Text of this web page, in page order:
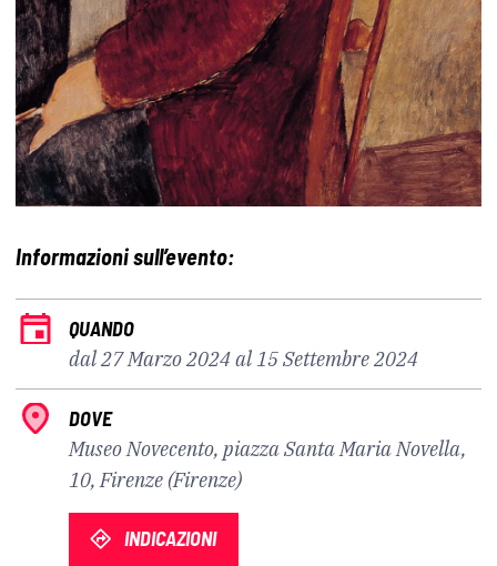
Informazioni sull’evento:
QUANDO
dal 27 Marzo 2024 al 15 Settembre 2024
DOVE
Museo Novecento, piazza Santa Maria Novella,
10, Firenze (Firenze)
INDICAZIONI